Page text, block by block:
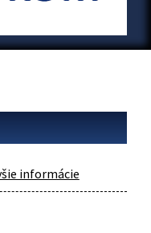
informácie